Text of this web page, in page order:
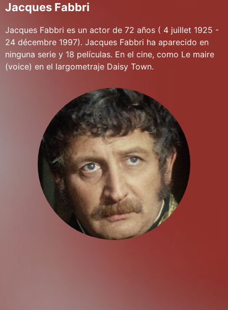
Jacques Fabbri
Jacques Fabbri es un actor de 72 años ( 4 juillet 1925 -
24 décembre 1997). Jacques Fabbri ha aparecido en
ninguna serie y 18 películas. En el cine, como Le maire
(voice) en el largometraje Daisy Town.